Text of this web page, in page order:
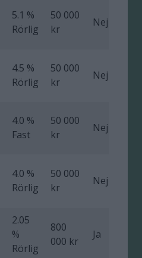
5.1 %
Rörlig
50 000
kr
Nej
4.5 %
Rörlig
50 000
kr
Nej
4.0 %
Fast
50 000
kr
Nej
4.0 %
Rörlig
50 000
kr
Nej
2.05
%
Rörlig
800
000 kr
Ja